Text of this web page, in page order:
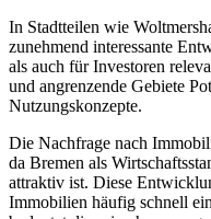
In Stadtteilen wie
zunehmend interessante
als auch für Investoren
und angrenzende Gebiete
Nutzungskonzepte.
Die Nachfrage nach
da Bremen als
attraktiv ist. Diese
Immobilien häufig schnell